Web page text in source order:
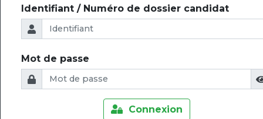
Identifiant / Numéro de dossier candidat
Mot de passe
Connexion